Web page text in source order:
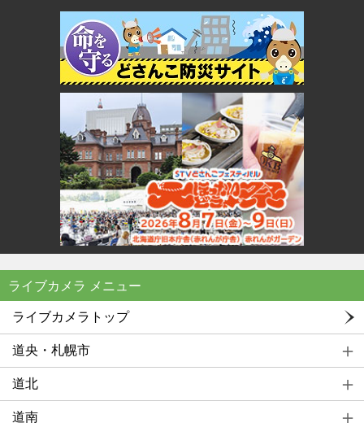
ライブカメラ メニュー
ライブカメラトップ
道央・札幌市
道北
道南